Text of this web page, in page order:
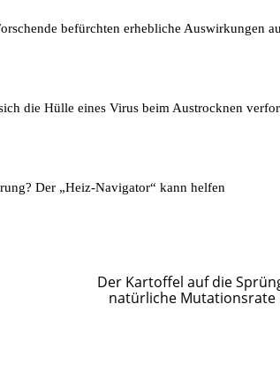
befürchten erhebliche Auswirkungen
die Hülle eines Virus beim Austrocknen
Der „Heiz-Navigator“ kann helfen
Der Kartoffel auf die
natürliche Mutationsrate